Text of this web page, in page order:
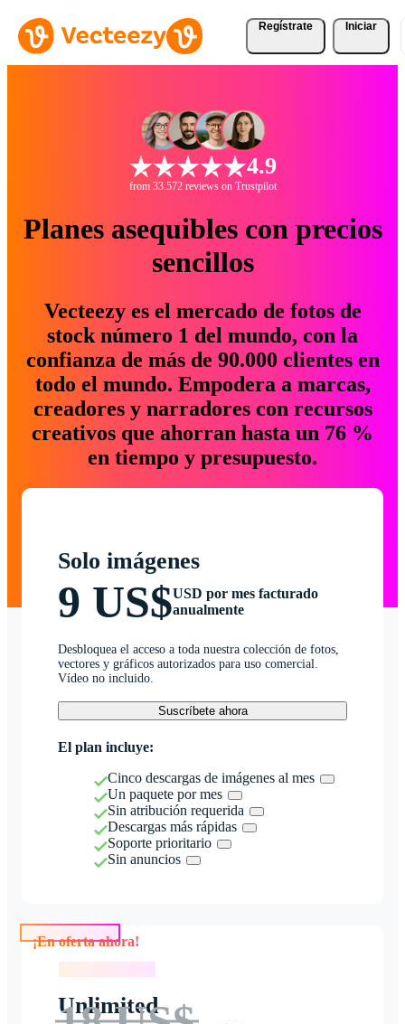
Regístrate Iniciar
4.9
from 33.572 reviews on Trustpilot
Planes asequibles con precios
sencillos
Vecteezy es el mercado de fotos de
stock número 1 del mundo, con la
confianza de más de 90.000 clientes en
todo el mundo. Empodera a marcas,
creadores y narradores con recursos
creativos que ahorran hasta un 76 %
en tiempo y presupuesto.
Solo imágenes
9 US$USD por mes facturado
anualmente
Desbloquea el acceso a toda nuestra colección de fotos,
vectores y gráficos autorizados para uso comercial.
Vídeo no incluido.
Suscríbete ahora
El plan incluye:
Cinco descargas de imágenes al mes
Un paquete por mes
Sin atribución requerida
Descargas más rápidas
Soporte prioritario
Sin anuncios
Unlimited